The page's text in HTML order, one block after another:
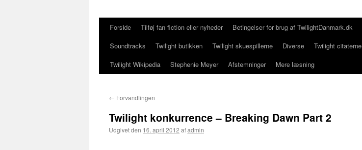
Hop
indhold
Forside Tilføj fan fiction eller nyheder Betingelser for brug af TwilightDanmark.dk
Soundtracks
Twilight butikken Twilight skuespillerne Diverse Twilight citaterne
Twilight Wikipedia
Stephenie Meyer Afstemninger Mere læsning
← Forvandlingen
Twilight konkurrence – Breaking Dawn Part 2
Udgivet den 16. april 2012 afadmin